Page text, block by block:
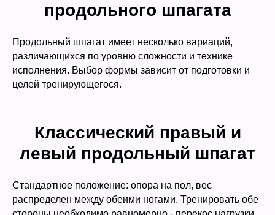
продольного шпагата
Продольный шпагат имеет несколько вариаций,
различающихся по уровню сложности и технике
исполнения. Выбор формы зависит от подготовки и
целей тренирующегося.
Классический правый и
левый продольный шпагат
Стандартное положение: опора на пол, вес
распределен между обеими ногами. Тренировать обе